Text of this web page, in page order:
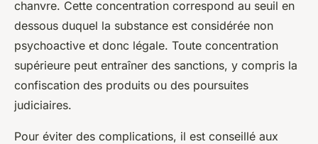
chanvre. Cette concentration correspond au seuil en
dessous duquel la substance est considérée non
psychoactive et donc légale. Toute concentration
supérieure peut entraîner des sanctions, y compris la
confiscation des produits ou des poursuites
judiciaires.
Pour éviter des complications, il est conseillé aux